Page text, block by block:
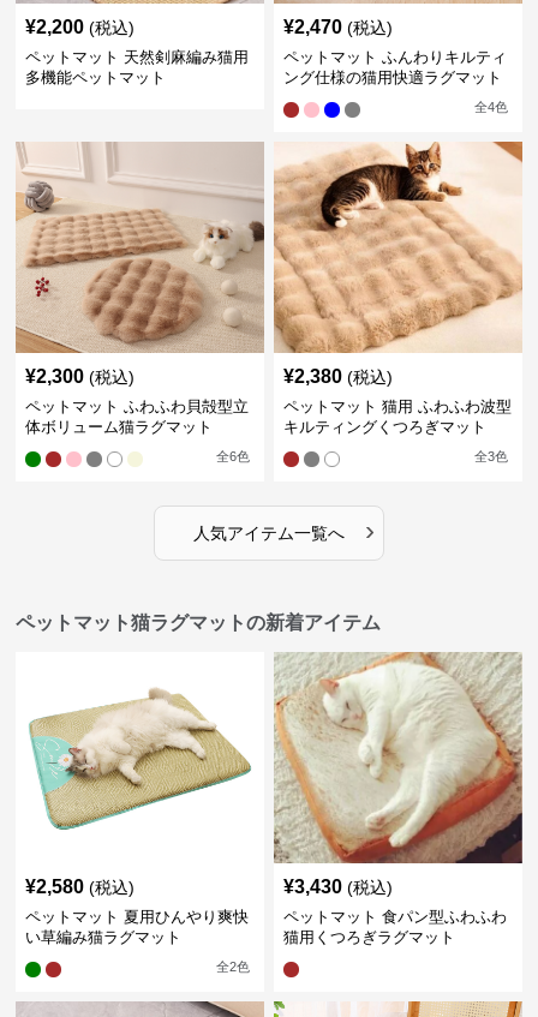
¥2,200 (税込)
ペットマット 天然剣麻編み猫用
多機能ペットマット
¥2,470 (税込)
ペットマット ふんわりキルティ
ング仕様の猫用快適ラグマット
全4色
¥2,300 (税込)
ペットマット ふわふわ貝殻型立
体ボリューム猫ラグマット
全6色
¥2,380 (税込)
ペットマット 猫用 ふわふわ波型
キルティングくつろぎマット
全3色
人気アイテム一覧へ ›
ペットマット猫ラグマットの新着アイテム
¥2,580 (税込)
ペットマット 夏用ひんやり爽快
い草編み猫ラグマット
全2色
¥3,430 (税込)
ペットマット 食パン型ふわふわ
猫用くつろぎラグマット